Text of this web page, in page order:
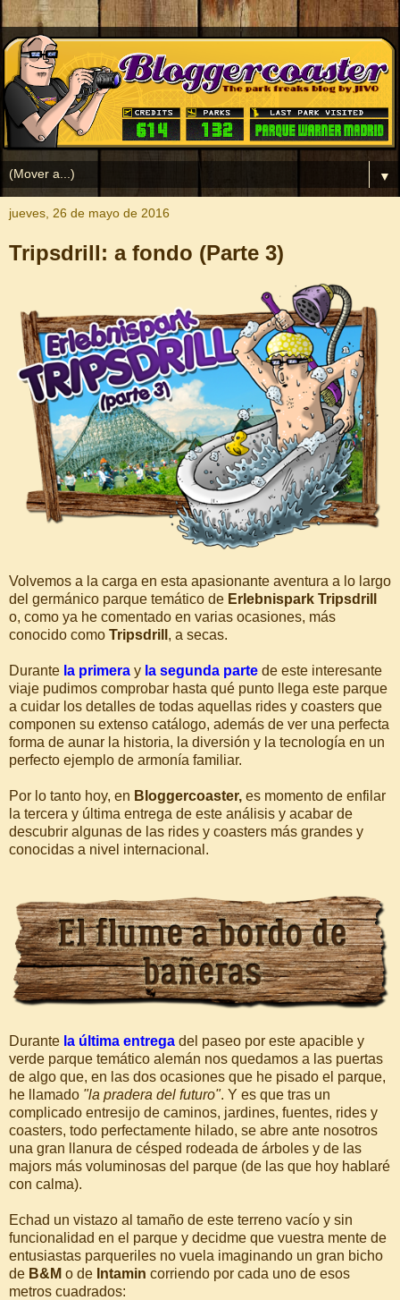
▼
jueves, 26 de mayo de 2016
Tripsdrill: a fondo (Parte 3)
Volvemos a la carga en esta apasionante aventura a lo largo
del germánico parque temático de Erlebnispark Tripsdrill
o, como ya he comentado en varias ocasiones, más
conocido como Tripsdrill , a secas.
Durante la primera y la segunda parte de este interesante
viaje pudimos comprobar hasta qué punto llega este parque
a cuidar los detalles de todas aquellas rides y coasters que
componen su extenso catálogo, además de ver una perfecta
forma de aunar la historia, la diversión y la tecnología en un
perfecto ejemplo de armonía familiar.
Por lo tanto hoy, en Bloggercoaster, es momento de enfilar
la tercera y última entrega de este análisis y acabar de
descubrir algunas de las rides y coasters más grandes y
conocidas a nivel internacional.
Durante la última entrega del paseo por este apacible y
verde parque temático alemán nos quedamos a las puertas
de algo que, en las dos ocasiones que he pisado el parque,
he llamado "la pradera del futuro". Y es que tras un
complicado entresijo de caminos, jardines, fuentes, rides y
coasters, todo perfectamente hilado, se abre ante nosotros
una gran llanura de césped rodeada de árboles y de las
majors más voluminosas del parque (de las que hoy hablaré
con calma).
Echad un vistazo al tamaño de este terreno vacío y sin
funcionalidad en el parque y decidme que vuestra mente de
entusiastas parqueriles no vuela imaginando un gran bicho
de B&M o de Intamin corriendo por cada uno de esos
metros cuadrados: